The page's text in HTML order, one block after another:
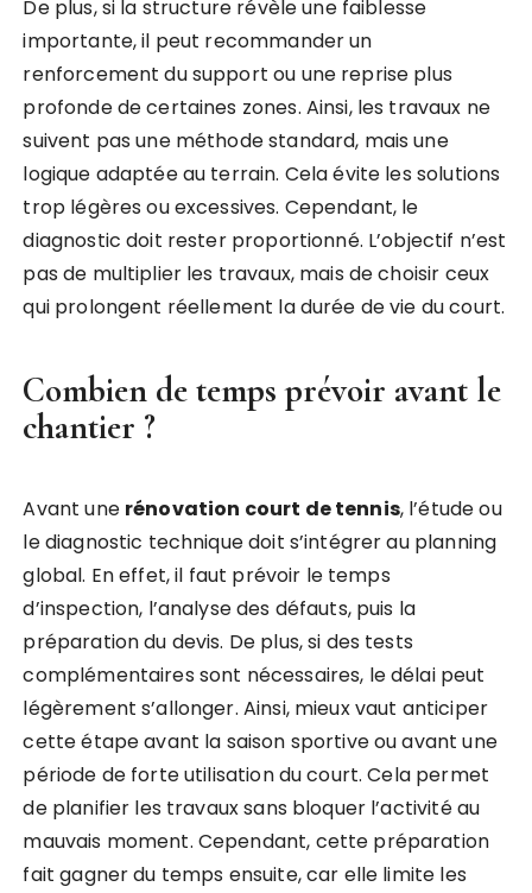
De plus, si la structure révèle une faiblesse
importante, il peut recommander un
renforcement du support ou une reprise plus
profonde de certaines zones. Ainsi, les travaux ne
suivent pas une méthode standard, mais une
logique adaptée au terrain. Cela évite les solutions
trop légères ou excessives. Cependant, le
diagnostic doit rester proportionné. L’objectif n’est
pas de multiplier les travaux, mais de choisir ceux
qui prolongent réellement la durée de vie du court.
Combien de temps prévoir avant le
chantier ?
Avant une rénovation court de tennis, l’étude ou
le diagnostic technique doit s’intégrer au planning
global. En effet, il faut prévoir le temps
d’inspection, l’analyse des défauts, puis la
préparation du devis. De plus, si des tests
complémentaires sont nécessaires, le délai peut
légèrement s’allonger. Ainsi, mieux vaut anticiper
cette étape avant la saison sportive ou avant une
période de forte utilisation du court. Cela permet
de planifier les travaux sans bloquer l’activité au
mauvais moment. Cependant, cette préparation
fait gagner du temps ensuite, car elle limite les